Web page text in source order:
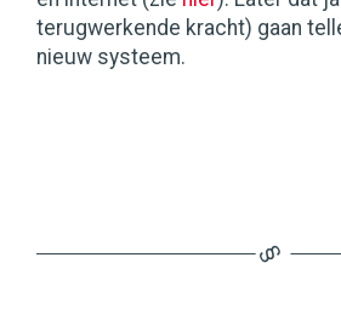
terugwerkende kracht) gaan
nieuw systeem.